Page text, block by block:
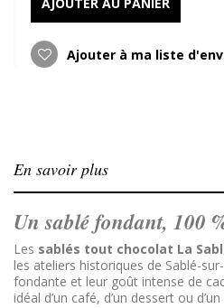
Ajouter à ma liste
En savoir plus
Un sablé fondant, 100
Les sablés tout chocolat La
les ateliers historiques de Sablé-
fondante et leur goût intense de
idéal d’un café, d’un dessert ou